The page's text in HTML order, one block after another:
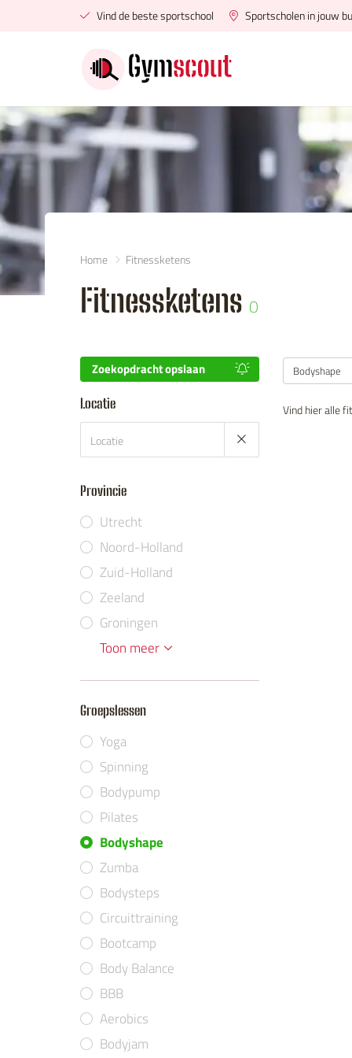
Home Fitnessketens
Fitnessketens 0
Zoekopdracht opslaan
Locatie
Provincie
Utrecht
Noord-Holland
Zuid-Holland
Zeeland
Groningen
Limburg
Gelderland
Flevoland
Noord-Brabant
Drenthe
Friesland
Overijssel
Toon meer
Groepslessen
Yoga
Spinning
Bodypump
Pilates
Bodyshape
Zumba
Bodysteps
Circuittraining
Bootcamp
Body Balance
BBB
Aerobics
Bodyjam
Bodyshape
Vind hier alle
Vind de beste sportschool Sportscholen in jouw